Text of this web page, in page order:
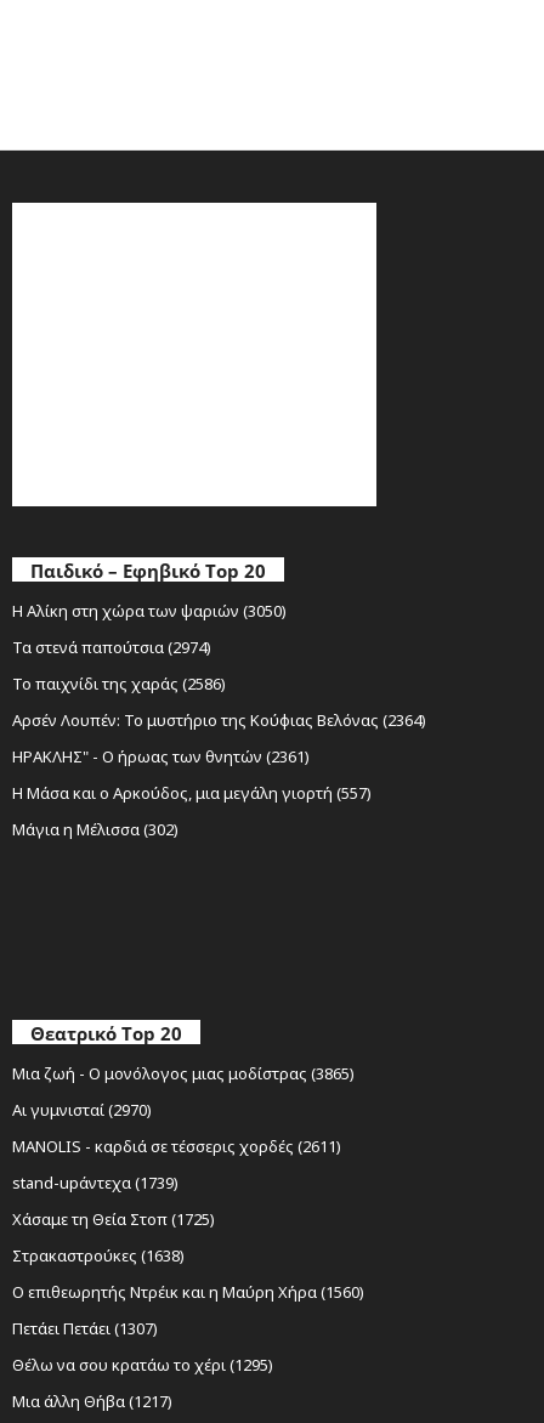
Παιδικό – Εφηβικό Top 20
Η Αλίκη στη χώρα των ψαριών (3050)
Τα στενά παπούτσια (2974)
Το παιχνίδι της χαράς (2586)
Αρσέν Λουπέν: Το μυστήριο της Κούφιας Βελόνας (2364)
ΗΡΑΚΛΗΣ" - Ο ήρωας των θνητών (2361)
Η Μάσα και ο Αρκούδος, μια μεγάλη γιορτή (557)
Μάγια η Μέλισσα (302)
Θεατρικό Top 20
Μια ζωή - Ο μονόλογος μιας μοδίστρας (3865)
Αι γυμνισταί (2970)
MANOLIS - καρδιά σε τέσσερις χορδές (2611)
stand-upάντεχα (1739)
Χάσαμε τη Θεία Στοπ (1725)
Στρακαστρούκες (1638)
Ο επιθεωρητής Ντρέικ και η Μαύρη Χήρα (1560)
Πετάει Πετάει (1307)
Θέλω να σου κρατάω το χέρι (1295)
Μια άλλη Θήβα (1217)